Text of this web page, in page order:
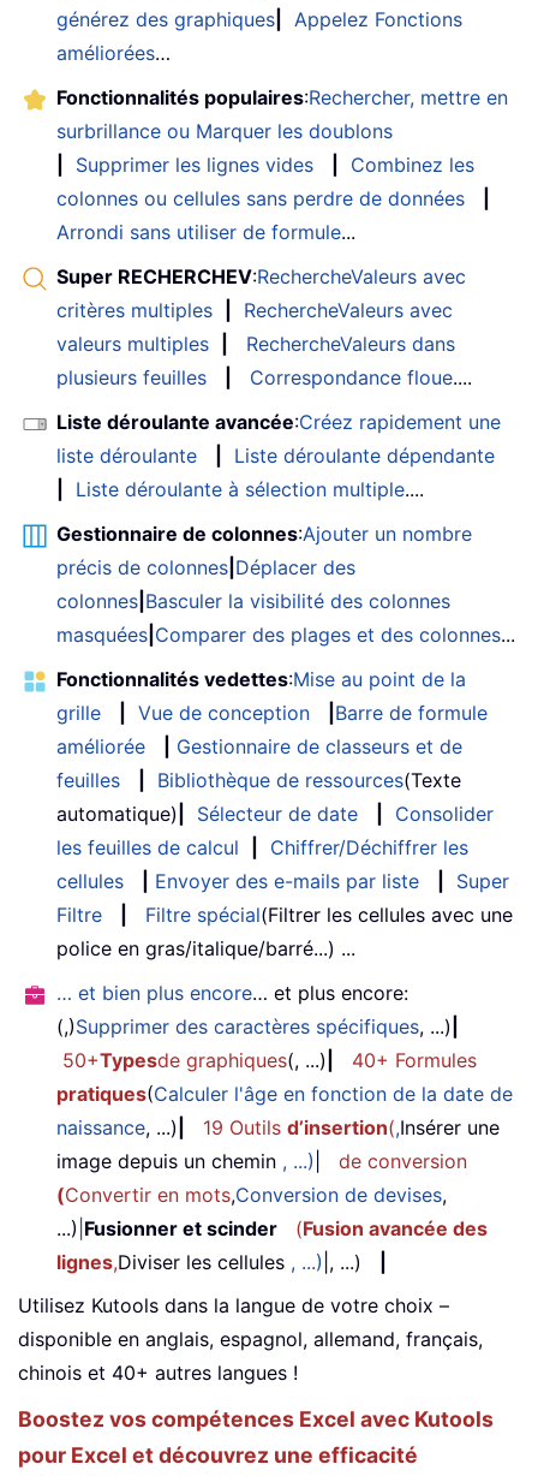
générez des graphiques
Appelez Fonctions
améliorées…
Fonctionnalités populaires:Rechercher, mettre en
surbrillance ou Marquer les doublons
Supprimer les lignes vides
Combinez les
colonnes ou cellules sans perdre de données
Arrondi sans utiliser de formule...
Super RECHERCHEV:RechercheValeurs avec
critères multiples
RechercheValeurs avec
valeurs multiples
RechercheValeurs dans
plusieurs feuilles
Correspondance floue....
Liste déroulante avancée:Créez rapidement une
liste déroulante
Liste déroulante dépendante
Liste déroulante à sélection multiple....
Gestionnaire de colonnes:Ajouter un nombre
précis de colonnes Déplacer des
colonnes Basculer la visibilité des colonnes
masquées Comparer des plages et des colonnes...
Fonctionnalités vedettes:Mise au point de la
grille
Vue de conception
Barre de formule
améliorée
Gestionnaire de classeurs et de
feuilles
Bibliothèque de ressources(Texte
automatique)
Sélecteur de date
Consolider
les feuilles de calcul
Chiffrer/Déchiffrer les
cellules
Envoyer des e-mails par liste
Super
Filtre
Filtre spécial(Filtrer les cellules avec une
police en gras/italique/barré...) ...
… et bien plus encore… et plus encore:
(,)Supprimer des caractères spécifiques, ...)
50+Typesde graphiques(, ...)
40+ Formules
pratiques(Calculer l'âge en fonction de la date de
naissance, ...) 19 Outils d’insertion(,Insérer une
image depuis un chemin , ...)
de conversion
(Convertir en mots,Conversion de devises,
...) Fusionner et scinder (Fusion avancée des
lignes,Diviser les cellules , ...) |, ...)
Utilisez Kutools dans la langue de votre choix –
disponible en anglais, espagnol, allemand, français,
chinois et 40+ autres langues !
Boostez vos compétences Excel avec Kutools
pour Excel et découvrez une efficacité